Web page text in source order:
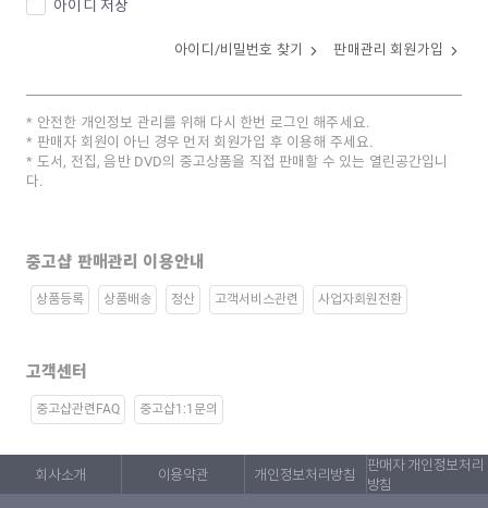
아이디 저장
아이디/비밀번호 찾기 판매관리 회원가입
안전한 개인정보 관리를 위해 다시 한번 로그인 해주세요.
판매자 회원이 아닌 경우 먼저 회원가입 후 이용해 주세요.
도서, 전집, 음반 DVD의 중고상품을 직접 판매할 수 있는 열린공간입니
다.
중고샵 판매관리 이용안내
상품등록 상품배송 정산 고객서비스관련 사업자회원전환
고객센터
중고샵관련FAQ 중고샵1:1문의
회사소개 이용약관 개인정보처리방침
판매자 개인정보처리
방침